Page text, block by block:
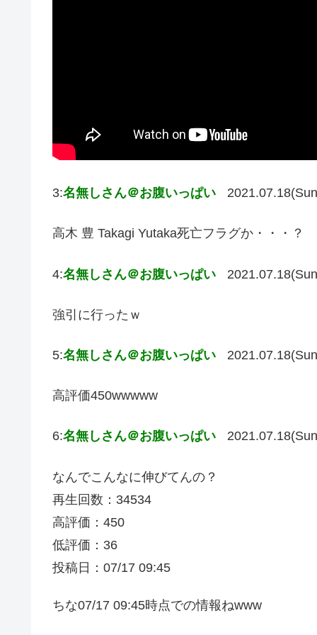
3:名無しさん＠お腹いっぱい
高木 豊 Takagi Yutaka死亡フラグか・・・？
4:名無しさん＠お腹いっぱい
強引に行ったｗ
5:名無しさん＠お腹いっぱい
高評価450wwwww
6:名無しさん＠お腹いっぱい
なんでこんなに伸びてんの？
再生回数：34534
高評価：450
低評価：36
投稿日：07/17 09:45
ちな07/17 09:45時点での情報ねwww